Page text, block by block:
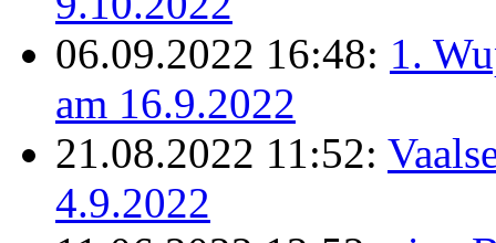
06.09.2022 16:48: 1.
am 16.9.2022
21.08.2022 11:52:
4.9.2022